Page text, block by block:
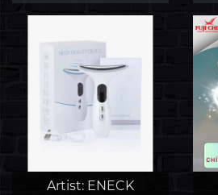
Artist: ENECK